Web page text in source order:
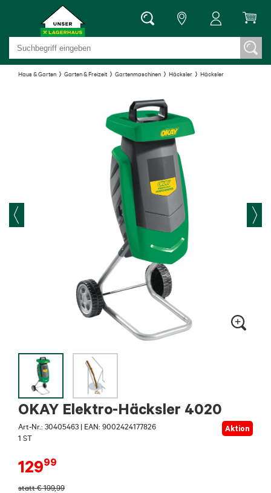
Haus & Garten Garten & Freizeit Gartenmaschinen Häcksler Häcksler
OKAY Elektro-Häcksler 4020
Art-Nr.: 30405463 | EAN: 9002424177826
1 ST
Aktion
12999
statt€199,99